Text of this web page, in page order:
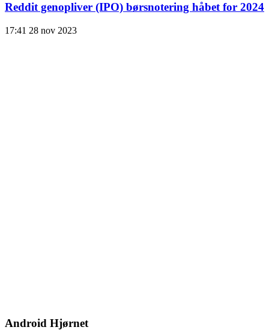
Reddit genopliver (IPO) børsnotering håbet for 2024
17:41 28 nov 2023
Android Hjørnet